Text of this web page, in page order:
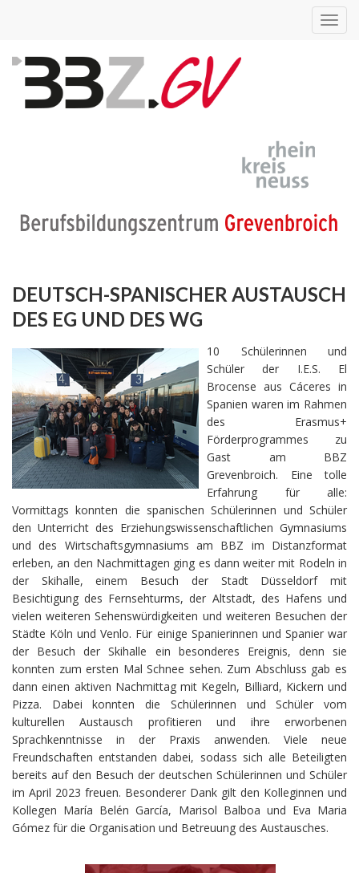
DEUTSCH-SPANISCHER AUSTAUSCH
DES EG UND DES WG
10 Schülerinnen und
Schüler der I.E.S. El
Brocense aus Cáceres in
Spanien waren im Rahmen
des Erasmus+
Förderprogrammes zu
Gast am BBZ
Grevenbroich. Eine tolle
Erfahrung für alle:
Vormittags konnten die spanischen Schülerinnen und Schüler
den Unterricht des Erziehungswissenschaftlichen Gymnasiums
und des Wirtschaftsgymnasiums am BBZ im Distanzformat
erleben, an den Nachmittagen ging es dann weiter mit Rodeln in
der Skihalle, einem Besuch der Stadt Düsseldorf mit
Besichtigung des Fernsehturms, der Altstadt, des Hafens und
vielen weiteren Sehenswürdigkeiten und weiteren Besuchen der
Städte Köln und Venlo. Für einige Spanierinnen und Spanier war
der Besuch der Skihalle ein besonderes Ereignis, denn sie
konnten zum ersten Mal Schnee sehen. Zum Abschluss gab es
dann einen aktiven Nachmittag mit Kegeln, Billiard, Kickern und
Pizza. Dabei konnten die Schülerinnen und Schüler vom
kulturellen Austausch profitieren und ihre erworbenen
Sprachkenntnisse in der Praxis anwenden. Viele neue
Freundschaften entstanden dabei, sodass sich alle Beteiligten
bereits auf den Besuch der deutschen Schülerinnen und Schüler
im April 2023 freuen. Besonderer Dank gilt den Kolleginnen und
Kollegen María Belén García, Marisol Balboa und Eva Maria
Gómez für die Organisation und Betreuung des Austausches.